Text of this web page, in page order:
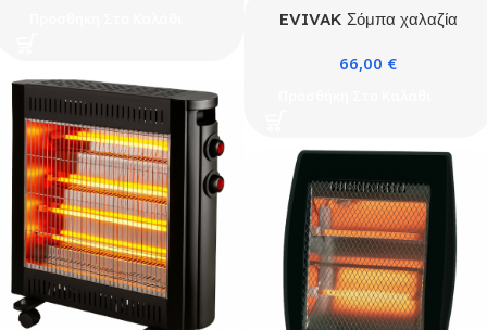
EVIVAK Σόμπα χαλαζία
66,00 €